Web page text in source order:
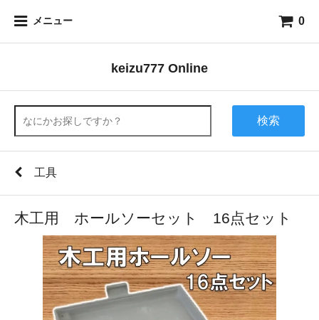
メニュー 0
keizu777 Online
検索
工具
木工用 ホールソーセット 16点セット